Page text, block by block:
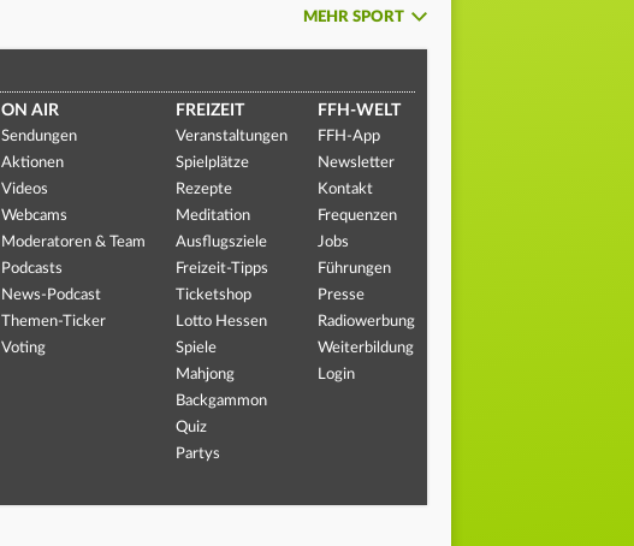
MEHR SPORT
ON AIR
Sendungen
Aktionen
Videos
Webcams
Moderatoren & Team
Podcasts
News-Podcast
Themen-Ticker
Voting
FREIZEIT
Veranstaltungen
Spielplätze
Rezepte
Meditation
Ausflugsziele
Freizeit-Tipps
Ticketshop
Lotto Hessen
Spiele
Mahjong
Backgammon
Quiz
Partys
FFH-WELT
FFH-App
Newsletter
Kontakt
Frequenzen
Jobs
Führungen
Presse
Radiowerbung
Weiterbildung
Login